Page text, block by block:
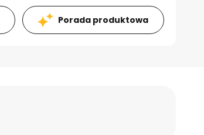
Porada produktowa